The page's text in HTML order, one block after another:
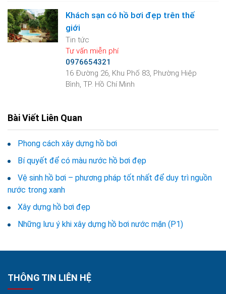
Khách sạn có hồ bơi đẹp trên thế
giới
Tin tức
Tư vấn miễn phí
0976654321
16 Đường 26, Khu Phố 83, Phường Hiệp
Bình, TP. Hồ Chí Minh
Bài Viết Liên Quan
Phong cách xây dựng hồ bơi
Bí quyết để có màu nước hồ bơi đẹp
Vệ sinh hồ bơi – phương pháp tốt nhất để duy trì nguồn
nước trong xanh
Xây dựng hồ bơi đẹp
Những lưu ý khi xây dựng hồ bơi nước mặn (P1)
THÔNG TIN LIÊN HỆ